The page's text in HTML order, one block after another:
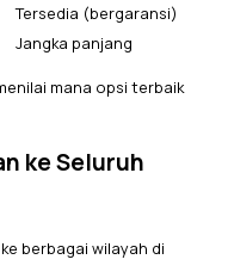
Tersedia (bergaransi)
Jangka panjang
mana opsi terbaik
ke Seluruh
berbagai wilayah di